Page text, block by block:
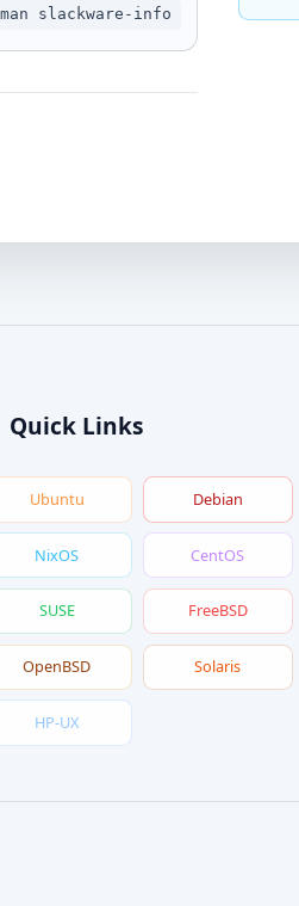
man slackware-info
Quick Links
Ubuntu Debian
NixOS CentOS
SUSE FreeBSD
OpenBSD Solaris
HP-UX